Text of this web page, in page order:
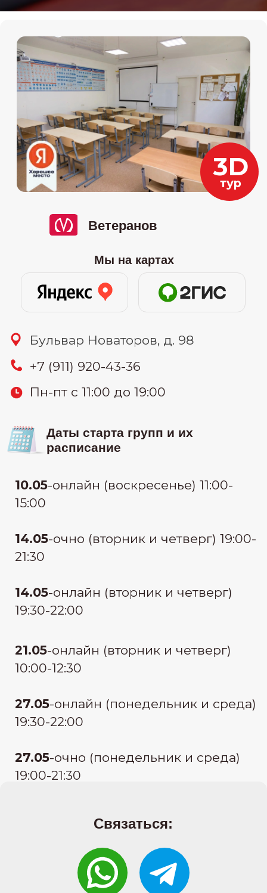
узнать цену
10.05 -онлайн (воскресенье) 11:00-
-очно (вторник и четверг) 19:00-
-онлайн (вторник и четверг)
19:30-22:00
-онлайн (вторник и четверг)
10:00-12:30
27.05-онлайн (понедельник и среда)
19:00-21:30
Даты старта групп и их
расписание
Бульвар Новаторов, д. 98
Пн-пт с 11:00 до 19:00
Категории